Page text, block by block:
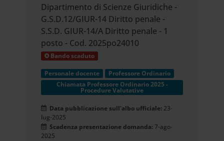
Dipartimento di Scienze Giuridiche -
G.S.D.12/GIUR-14 Diritto penale -
S.S.D. GIUR-14/A Diritto penale - 1
posto - Cod. 2025po24010
Bando scaduto
Personale docente
Professore Ordinario
Chiamata Professore Ordinario 2025 -
Procedure Valutative
Data pubblicazione sull'albo ufficiale: 23-
lug-2025
Scadenza presentazione domanda: 7-ago-
2025